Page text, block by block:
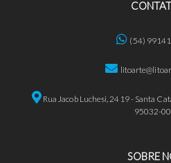
(54)
Rua Jacob Luchesi, 2419 - Santa
95032-
SOBRE